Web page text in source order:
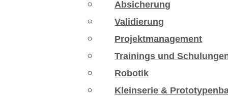
Absicherung
Validierung
Projektmanagement
Trainings und
Robotik
Kleinserie &